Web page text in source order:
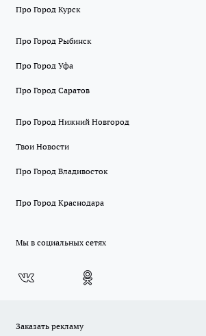
Про Город Курск
Про Город Рыбинск
Про Город Уфа
Про Город Саратов
Про Город Нижний Новгород
Твои Новости
Про Город Владивосток
Про Город Краснодара
Мы в социальных сетях
Заказать рекламу